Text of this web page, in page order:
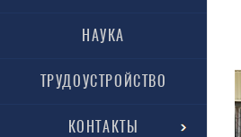
НАУКА
ТРУДОУСТРОЙСТВО
КОНТАКТЫ